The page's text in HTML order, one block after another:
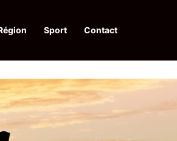
Sport Contact
de trafiquants